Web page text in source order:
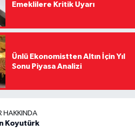
Emeklilere Kritik Uyarı
Ünlü Ekonomistten Altın İçin Yıl
Sonu Piyasa Analizi
HAKKINDA
Koyutürk